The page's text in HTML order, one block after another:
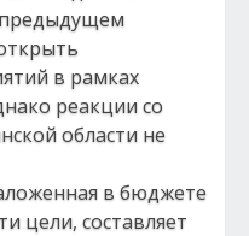
предыдущем
в рамках
реакции со
области не
в бюджете
цели, составляет